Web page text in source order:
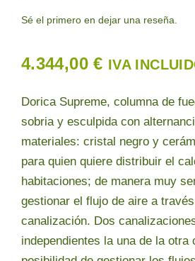
Sé el primero en dejar una reseña.
4.344,00€ IVA
Dorica Supreme, columna de
sobria y esculpida con
materiales: cristal negro y
para quien quiere distribuir el
habitaciones; de manera muy
gestionar el flujo de aire a
canalización. Dos
independientes la una de la otra